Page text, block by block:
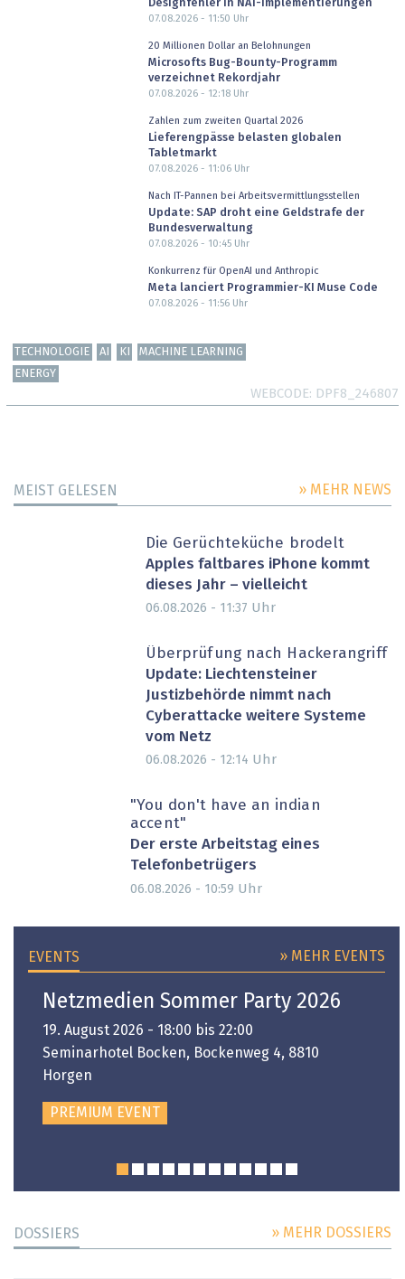
Designfehler in NAT-Implementierungen
07.08.2026 - 11:50 Uhr
20 Millionen Dollar an Belohnungen
Microsofts Bug-Bounty-Programm
verzeichnet Rekordjahr
07.08.2026 - 12:18Uhr
Zahlen zum zweiten Quartal 2026
Lieferengpässe belasten globalen
Tabletmarkt
07.08.2026 - 11:06Uhr
Nach IT-Pannen bei Arbeitsvermittlungsstellen
Update: SAP droht eine Geldstrafe der
Bundesverwaltung
07.08.2026 - 10:45Uhr
Konkurrenz für OpenAI und Anthropic
Meta lanciert Programmier-KI Muse Code
07.08.2026 - 11:56Uhr
TECHNOLOGIE AI KI
MACHINE LEARNING
ENERGY
WEBCODE DPF8_246807
MEIST GELESEN » MEHR NEWS
Die Gerüchteküche brodelt
Apples faltbares iPhone kommt
dieses Jahr – vielleicht
06.08.2026 - 11:37 Uhr
Überprüfung nach Hackerangriff
Update: Liechtensteiner
Justizbehörde nimmt nach
Cyberattacke weitere Systeme
vom Netz
06.08.2026 - 12:14 Uhr
"You don't have an indian
accent"
Der erste Arbeitstag eines
Telefonbetrügers
06.08.2026 - 10:59 Uhr
EVENTS » MEHR EVENTS
Netzmedien Sommer Party 2026
19. August 2026 - 18:00 bis 22:00
Seminarhotel Bocken, Bockenweg 4, 8810
Horgen
PREMIUM EVENT
DOSSIERS » MEHR DOSSIERS